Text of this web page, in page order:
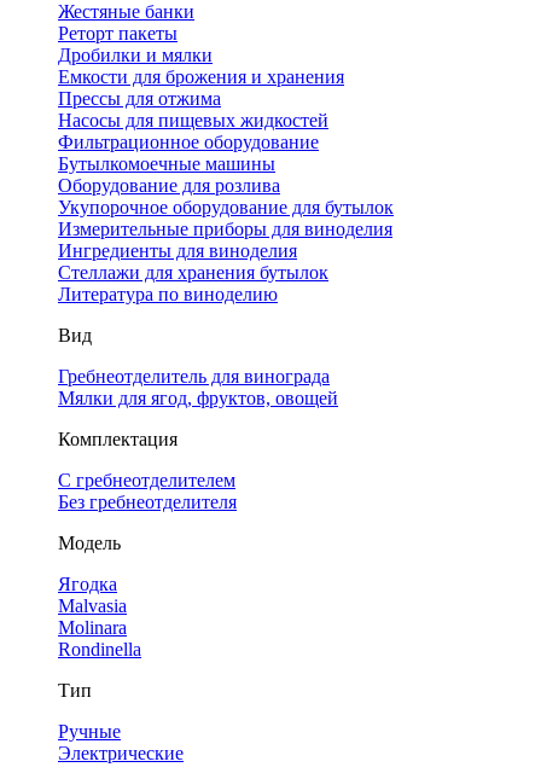
Жестяные банки
Реторт пакеты
Дробилки и мялки
Емкости для брожения и хранения
Прессы для отжима
Насосы для пищевых жидкостей
Фильтрационное оборудование
Бутылкомоечные машины
Оборудование для розлива
Укупорочное оборудование для бутылок
Измерительные приборы для виноделия
Ингредиенты для виноделия
Стеллажи для хранения бутылок
Литература по виноделию
Вид
Гребнеотделитель для винограда
Мялки для ягод, фруктов, овощей
Комплектация
С гребнеотделителем
Без гребнеотделителя
Модель
Ягодка
Malvasia
Molinara
Rondinella
Тип
Ручные
Электрические